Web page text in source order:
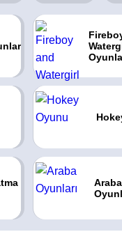
Araba